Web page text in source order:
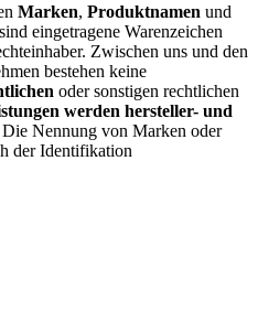
Marken, Produktnamen und
sind eingetragene Warenzeichen
Zwischen uns und den
bestehen keine
oder sonstigen rechtlichen
werden hersteller- und
Die Nennung von Marken oder
der Identifikation